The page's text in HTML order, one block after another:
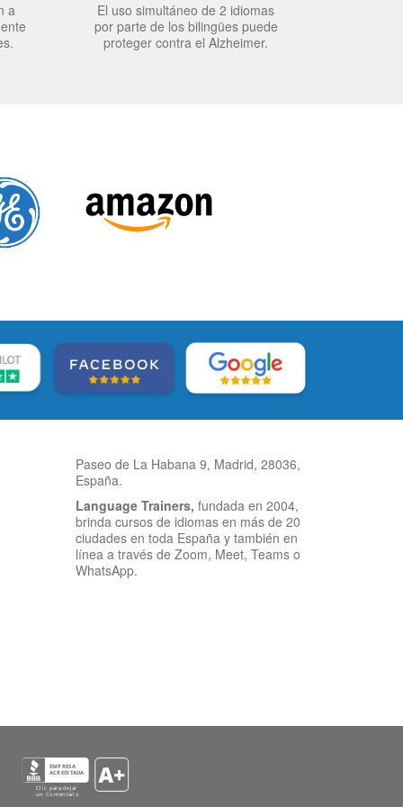
a
El uso simultáneo de 2 idiomas
por parte de los bilingües puede
proteger contra el Alzheimer.
Paseo de La Habana 9, Madrid, 28036,
España.
Language Trainers, fundada en 2004,
brinda cursos de idiomas en más de 20
ciudades en toda España y también en
línea a través de Zoom, Meet, Teams o
WhatsApp.